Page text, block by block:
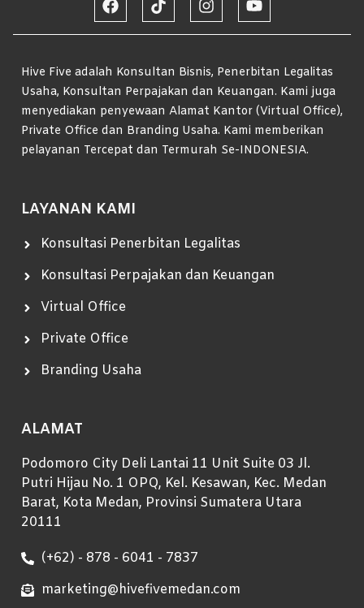
Hive Five adalah Konsultan Bisnis, Penerbitan Legalitas
Usaha, Konsultan Perpajakan dan Keuangan. Kami juga
menyediakan penyewaan Alamat Kantor (Virtual Office),
Private Office dan Branding Usaha. Kami memberikan
pelayanan Tercepat dan Termurah Se-INDONESIA.
LAYANAN KAMI
Konsultasi Penerbitan Legalitas
Konsultasi Perpajakan dan Keuangan
Virtual Office
Private Office
Branding Usaha
ALAMAT
Podomoro City Deli Lantai 11 Unit Suite 03 Jl.
Putri Hijau No. 1 OPQ, Kel. Kesawan, Kec. Medan
Barat, Kota Medan, Provinsi Sumatera Utara
20111
(+62) - 878 - 6041 - 7837
marketing@hivefivemedan.com